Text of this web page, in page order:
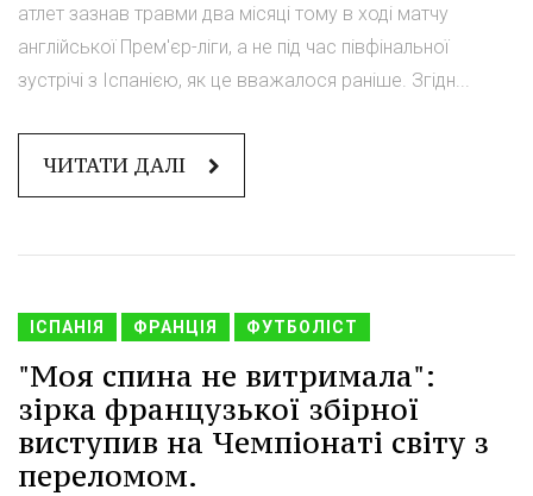
атлет зазнав травми два місяці тому в ході матчу
англійської Прем'єр-ліги, а не під час півфінальної
зустрічі з Іспанією, як це вважалося раніше. Згідн...
ЧИТАТИ ДАЛІ
ІСПАНІЯ ФРАНЦІЯ ФУТБОЛІСТ
"Моя спина не витримала":
зірка французької збірної
виступив на Чемпіонаті світу з
переломом.